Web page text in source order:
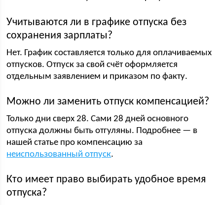
Учитываются ли в графике отпуска без
сохранения зарплаты?
Нет. График составляется только для оплачиваемых
отпусков. Отпуск за свой счёт оформляется
отдельным заявлением и приказом по факту.
Можно ли заменить отпуск компенсацией?
Только дни сверх 28. Сами 28 дней основного
отпуска должны быть отгуляны. Подробнее — в
нашей статье про компенсацию за
неиспользованный отпуск.
Кто имеет право выбирать удобное время
отпуска?